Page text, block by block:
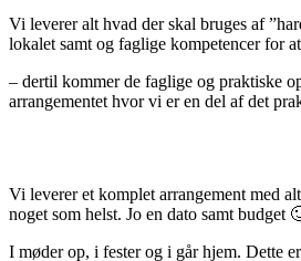
Vi leverer alt hvad der skal bruges af
lokalet samt og faglige kompetencer for
– dertil kommer de faglige og praktiske
arrangementet hvor vi er en del af det
Vi leverer et komplet arrangement med
noget som helst. Jo en dato samt budget
I møder op, i fester og i går hjem. Dette